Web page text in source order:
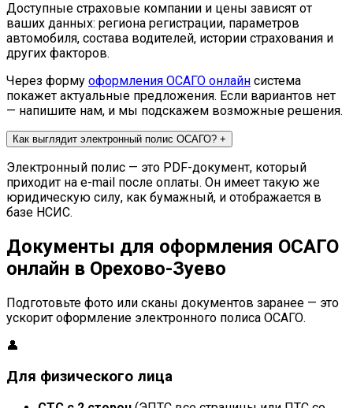
Доступные страховые компании и цены зависят от
ваших данных: региона регистрации, параметров
автомобиля, состава водителей, истории страхования и
других факторов.
Через форму оформления ОСАГО онлайн система
покажет актуальные предложения. Если вариантов нет
— напишите нам, и мы подскажем возможные решения.
Как выглядит электронный полис ОСАГО? +
Электронный полис — это PDF-документ, который
приходит на e-mail после оплаты. Он имеет такую же
юридическую силу, как бумажный, и отображается в
базе НСИС.
Документы для оформления ОСАГО
онлайн в Орехово-Зуево
Подготовьте фото или сканы документов заранее — это
ускорит оформление электронного полиса ОСАГО.
👤
Для физического лица